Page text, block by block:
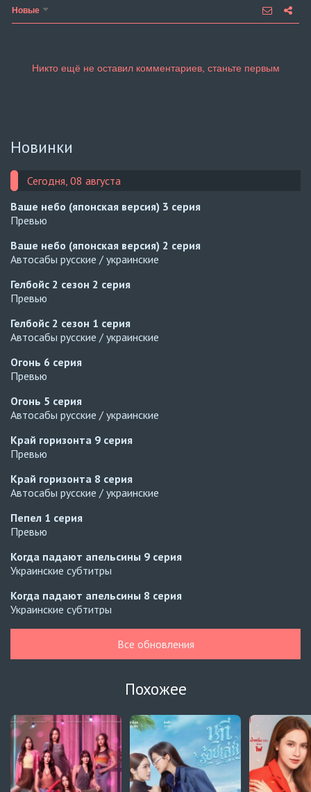
Новые
Новинки
Сегодня, 08 августа
Ваше небо (японская версия) 3 серия
Превью
Ваше небо (японская версия) 2 серия
Автосабы русские / украинские
Гелбойс 2 сезон 2 серия
Превью
Гелбойс 2 сезон 1 серия
Автосабы русские / украинские
Огонь 6 серия
Превью
Огонь 5 серия
Автосабы русские / украинские
Край горизонта 9 серия
Превью
Край горизонта 8 серия
Автосабы русские / украинские
Пепел 1 серия
Превью
Когда падают апельсины 9 серия
Украинские субтитры
Когда падают апельсины 8 серия
Украинские субтитры
Урок любви 3 сезон14 серия
Украинские субтитры
Урок любви 3 сезон13 серия
Украинские субтитры
Все обновления
Похожее